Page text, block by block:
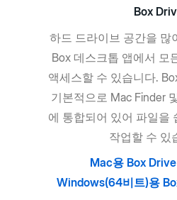
Box
하드 드라이브 공간을 많
Box 데스크톱 앱에서 모
액세스할 수 있습니다.
기본적으로 Mac Finder
에 통합되어 있어 파일을
작업할 수 있
Mac용 Box
Windows(64비트)용